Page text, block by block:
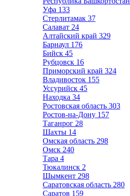
Уфа 133
Стерлитамак 37
Салават 24
Алтайский край 329
Барнаул 176
Бийск 45
Рубцовск 16
Приморский край 324
Владивосток 155
Уссурийск 45
Находка 34
Ростовская область 303
Ростов-на-Дону 157
Таганрог 28
Шахты 14
Омская область 298
Омск 240
Тара 4
Тюкалинск 2
Шымкент 298
Саратовская область 280
Саратов 159